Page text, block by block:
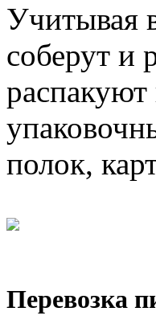
Учитывая
соберут и
полок,
Перевозка